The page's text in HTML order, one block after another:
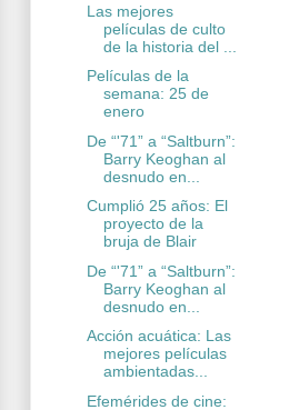
Las mejores
películas de culto
de la historia del ...
Películas de la
semana: 25 de
enero
De “'71” a “Saltburn”:
Barry Keoghan al
desnudo en...
Cumplió 25 años: El
proyecto de la
bruja de Blair
De “'71” a “Saltburn”:
Barry Keoghan al
desnudo en...
Acción acuática: Las
mejores películas
ambientadas...
Efemérides de cine: